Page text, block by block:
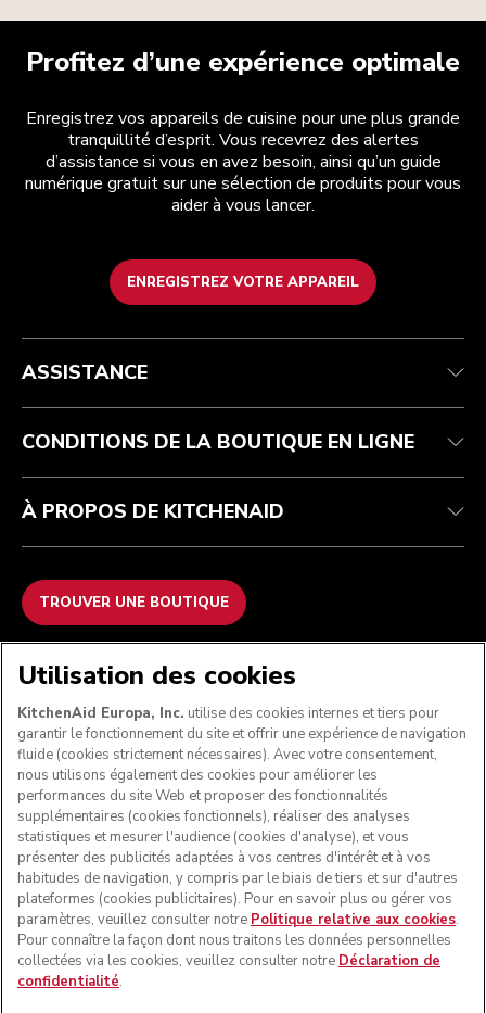
Profitez d’une expérience optimale
Enregistrez vos appareils de cuisine pour une plus grande
tranquillité d’esprit. Vous recevrez des alertes
d’assistance si vous en avez besoin, ainsi qu’un guide
numérique gratuit sur une sélection de produits pour vous
aider à vous lancer.
ENREGISTREZ VOTRE APPAREIL
Service après-vente
Garantie et documents
Contactez-nous
Conditions générales de vente
Retours et remboursements
Imprint
ODR
La marque
Trouver une boutique
ASSISTANCE
CONDITIONS DE LA BOUTIQUE EN LIGNE
À PROPOS DE KITCHENAID
TROUVER UNE BOUTIQUE
NOUS ACCEPTONS
SUIVEZ-NOUS
Utilisation des cookies
KitchenAid Europa, Inc. utilise des cookies internes et tiers pour
garantir le fonctionnement du site et offrir une expérience de navigation
fluide (cookies strictement nécessaires). Avec votre consentement,
nous utilisons également des cookies pour améliorer les
performances du site Web et proposer des fonctionnalités
supplémentaires (cookies fonctionnels), réaliser des analyses
statistiques et mesurer l'audience (cookies d'analyse), et vous
présenter des publicités adaptées à vos centres d'intérêt et à vos
habitudes de navigation, y compris par le biais de tiers et sur d'autres
plateformes (cookies publicitaires). Pour en savoir plus ou gérer vos
paramètres, veuillez consulter notre Politique relative aux cookies.
Pour connaître la façon dont nous traitons les données personnelles
collectées via les cookies, veuillez consulter notre Déclaration de
confidentialité.